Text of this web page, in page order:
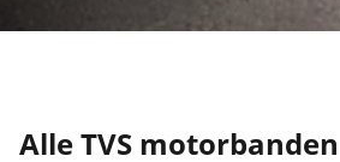
Alle TVS motorbanden